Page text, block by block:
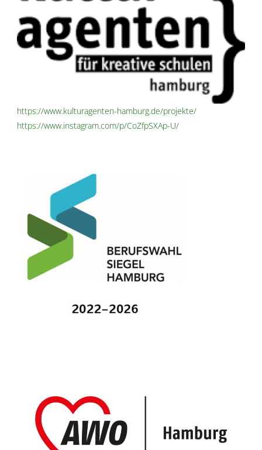
https://www.kulturagenten-hamburg.de/projekte/
https://www.instagram.com/p/CoZfpSXAp-U/